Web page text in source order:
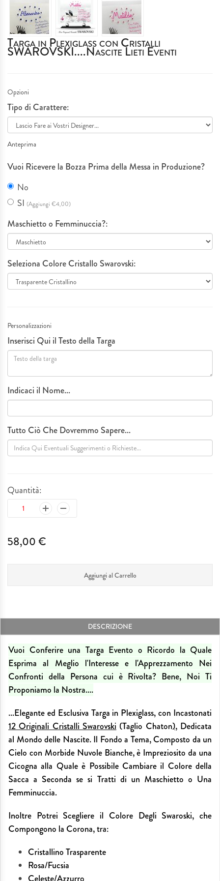
IDEE REGALO
MATRIMONI & EVENTI SPECIALI
PLEXIGLASS
I NOSTRI LAVORI
Targa in Plexiglass con Cristalli
SWAROVSKI....Nascite Lieti Eventi
Opzioni
Tipo di Carattere:
Anteprima
Vuoi Ricevere la Bozza Prima della Messa in Produzione?
No
SI (Aggiungi €4,00)
Maschietto o Femminuccia?:
Seleziona Colore Cristallo Swarovski:
Personalizzazioni
Inserisci Qui il Testo della Targa
Indicaci il Nome...
Tutto Ciò Che Dovremmo Sapere...
Quantità:
58,00 €
Aggiungi al Carrello
DESCRIZIONE
Vuoi Conferire una Targa Evento o Ricordo la Quale
Esprima al Meglio l'Interesse e l'Apprezzamento Nei
Confronti della Persona cui è Rivolta? Bene, Noi Ti
Proponiamo la Nostra....
...Elegante ed Esclusiva Targa in Plexiglass, con Incastonati
12 Originali Cristalli Swarovski (Taglio Chaton), Dedicata
al Mondo delle Nascite. Il Fondo a Tema, Composto da un
Cielo con Morbide Nuvole Bianche, è Impreziosito da una
Cicogna alla Quale è Possibile Cambiare il Colore della
Sacca a Seconda se si Tratti di un Maschietto o Una
Femminuccia.
Inoltre Potrei Scegliere il Colore Degli Swaroski, che
Compongono la Corona, tra:
Cristallino Trasparente
Rosa/Fucsia